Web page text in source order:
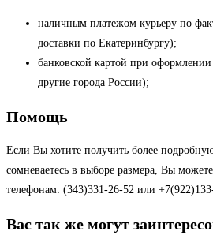
наличным платежом курьеру по
доставки по Екатеринбургу);
банковской картой при оформлении
другие города России);
Помощь
Если Вы хотите получить более
сомневаетесь в выборе размера, Вы
телефонам: (343)331-26-52 или
Вас так же могут